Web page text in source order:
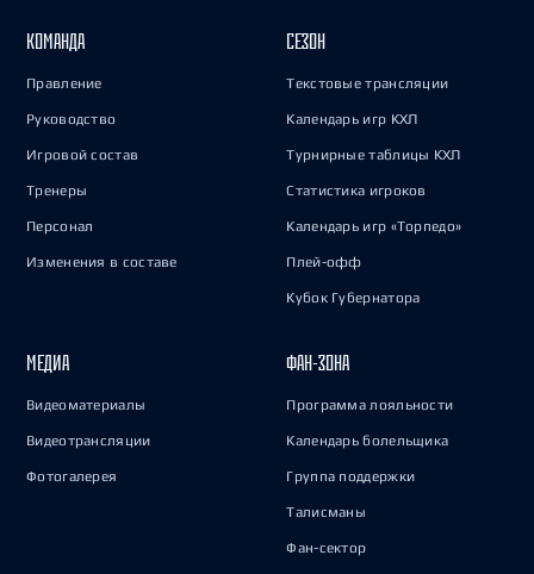
КОМАНДА
Правление
Руководство
Игровой состав
Тренеры
Персонал
Изменения в составе
СЕЗОН
Текстовые трансляции
Календарь игр КХЛ
Турнирные таблицы КХЛ
Статистика игроков
Календарь игр «Торпедо»
Плей-офф
Кубок Губернатора
МЕДИА
Видеоматериалы
Видеотрансляции
Фотогалерея
ФАН-ЗОНА
Программа лояльности
Календарь болельщика
Группа поддержки
Талисманы
Фан-сектор